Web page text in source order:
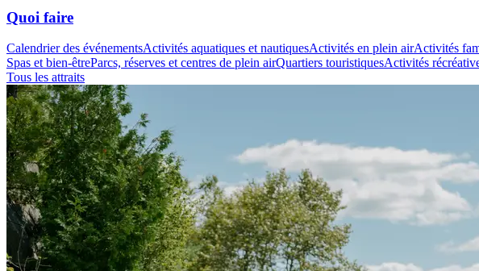
Quoi faire
Calendrier des événementsActivités aquatiques et nautiquesActivités en plein airActivités
Spas et bien-êtreParcs, réserves et centres de plein airQuartiers touristiquesActivités
Tous les attraits